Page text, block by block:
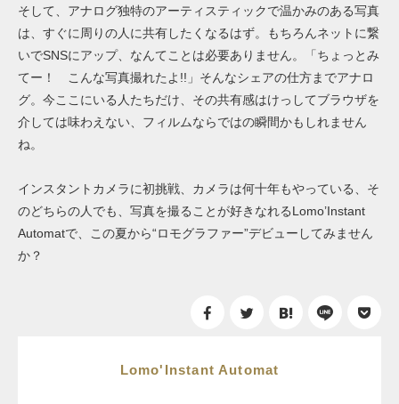
そして、アナログ独特のアーティスティックで温かみのある写真
は、すぐに周りの人に共有したくなるはず。もちろんネットに繋
いでSNSにアップ、なんてことは必要ありません。「ちょっとみ
てー！ こんな写真撮れたよ!!」そんなシェアの仕方までアナロ
グ。今ここにいる人たちだけ、その共有感はけっしてブラウザを
介しては味わえない、フィルムならではの瞬間かもしれません
ね。
インスタントカメラに初挑戦、カメラは何十年もやっている、そ
のどちらの人でも、写真を撮ることが好きなれるLomo’Instant
Automatで、この夏から“ロモグラファー”デビューしてみません
か？
Lomo'Instant Automat